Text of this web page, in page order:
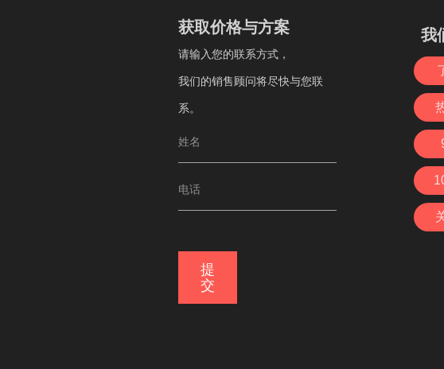
获取价格与方案
请输入您的联系方式，
我们的销售顾问将尽快与您联系。
我们的产
了解400
热销号码
95号码
1010号码
关于我们
获取价格与方案
请输入您的联系方式，
我们的销售顾问将尽快与您联
系。
提
交
我